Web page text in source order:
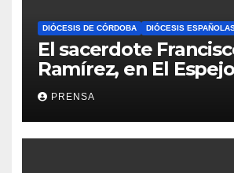
DIÓCESIS DE CÓRDOBA DIÓCESIS
El sacerdote
Ramírez, en El
Iglesia
PRENSA